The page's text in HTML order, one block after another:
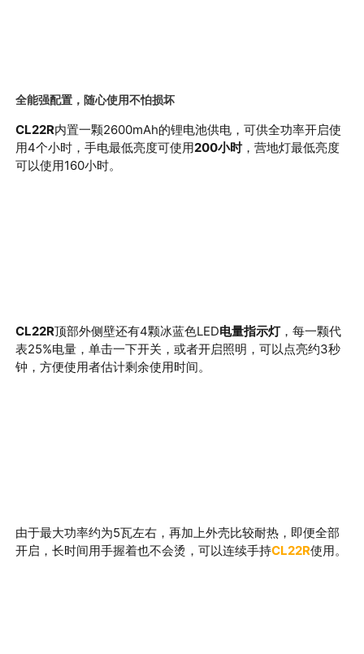
全能强配置，随心使用不怕损坏
CL22R内置一颗2600mAh的锂电池供电，可供全功率开启使
用4个小时，手电最低亮度可使用200小时，营地灯最低亮度
可以使用160小时。
CL22R顶部外侧壁还有4颗冰蓝色LED电量指示灯，每一颗代
表25%电量，单击一下开关，或者开启照明，可以点亮约3秒
钟，方便使用者估计剩余使用时间。
由于最大功率约为5瓦左右，再加上外壳比较耐热，即便全部
开启，长时间用手握着也不会烫，可以连续手持CL22R使用。